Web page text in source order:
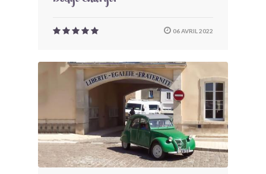
06 AVRIL 2022